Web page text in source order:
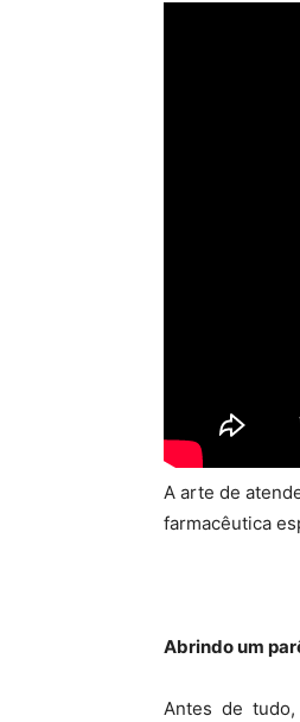
A arte de
farmacêutica
Abrindo um
Antes de tudo,